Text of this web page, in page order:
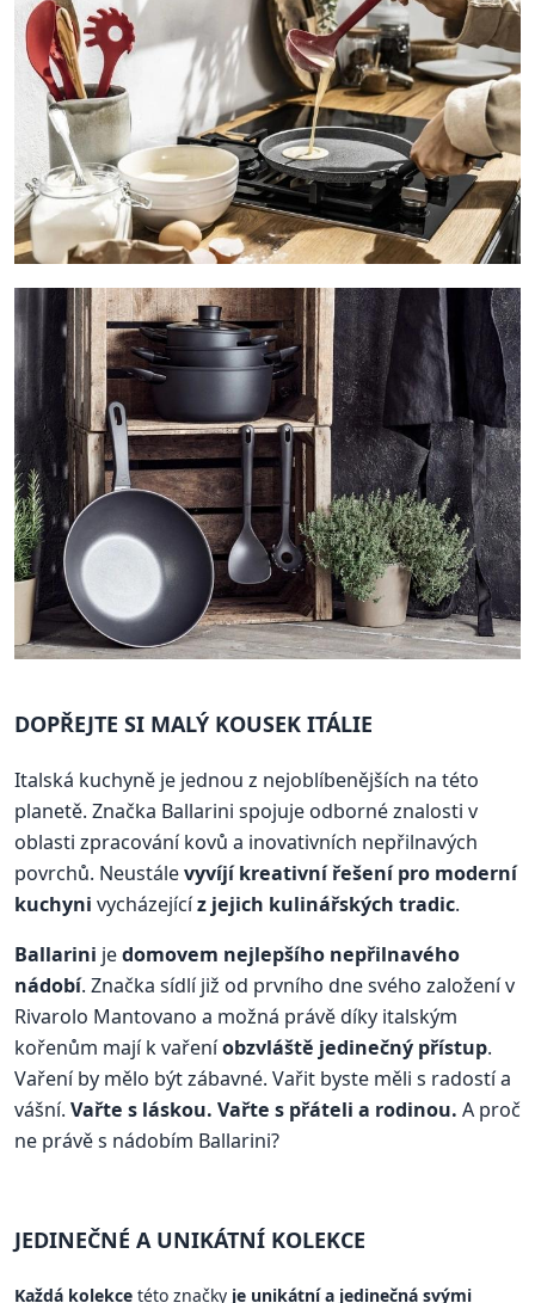
DOPŘEJTE SI MALÝ KOUSEK ITÁLIE
Italská kuchyně je jednou z nejoblíbenějších na této
planetě. Značka Ballarini spojuje odborné znalosti v
oblasti zpracování kovů a inovativních nepřilnavých
povrchů. Neustálevyvíjí kreativní řešení pro moderní
kuchyni vycházejícíz jejich kulinářských tradic.
Ballarini jedomovem nejlepšího nepřilnavého
nádobí. Značka sídlí již od prvního dne svého založení v
Rivarolo Mantovano a možná právě díky italským
kořenům mají k vařeníobzvláště jedinečný přístup.
Vaření by mělo být zábavné. Vařit byste měli s radostí a
vášní. Vařte s láskou. Vařte s přáteli a rodinou. A proč
ne právě s nádobím Ballarini?
JEDINEČNÉ A UNIKÁTNÍ KOLEKCE
Každá kolekce této značky je unikátní a jedinečná svými